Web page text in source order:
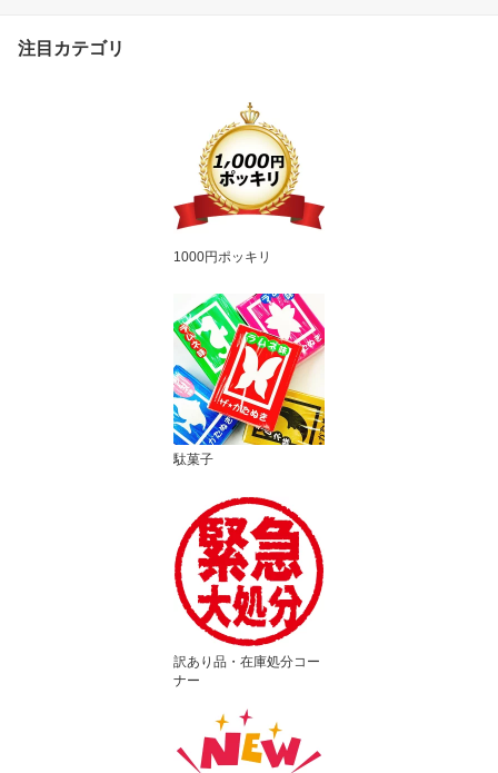
注目カテゴリ
1000円ポッキリ
駄菓子
訳あり品・在庫処分コー
ナー